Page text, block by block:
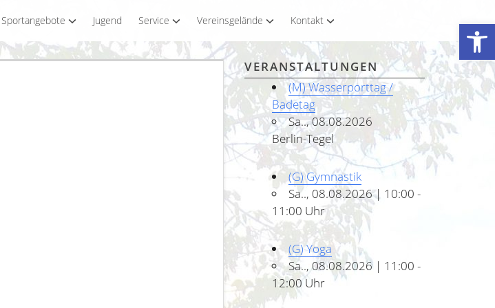
Werkzeugleiste öffnen
Sportangebote Jugend Service Vereinsgelände Kontakt
VERANSTALTUNGEN
(M) Wasserporttag /
Badetag
Sa.., 08.08.2026
Berlin-Tegel
(G) Gymnastik
Sa.., 08.08.2026 | 10:00 -
11:00 Uhr
(G) Yoga
Sa.., 08.08.2026 | 11:00 -
12:00 Uhr